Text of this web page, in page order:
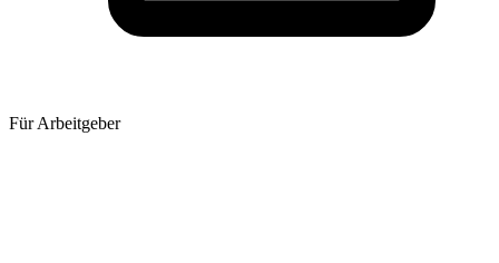
Für Arbeitgeber